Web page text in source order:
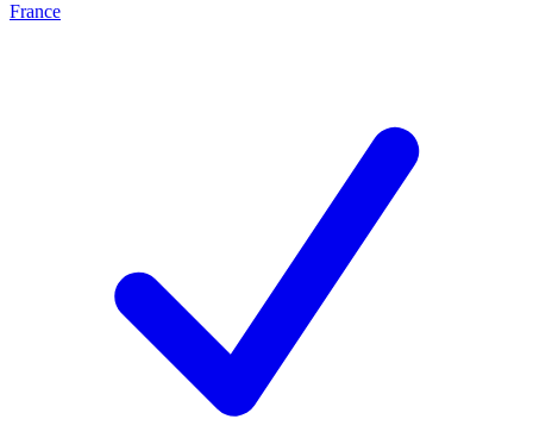
France